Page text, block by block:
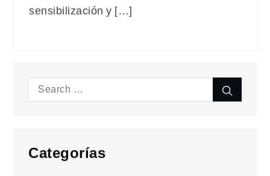
sensibilización y […]
Search
Categorías